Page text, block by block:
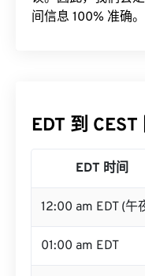
间信息 100% 准确。
EDT 到 CEST
EDT 时间
12:00 am EDT (午
01:00 am EDT